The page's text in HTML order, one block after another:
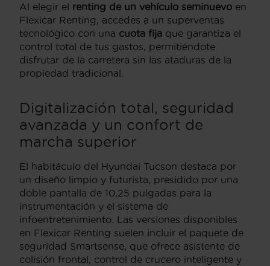
Al elegir el renting de un vehículo seminuevo en
Flexicar Renting, accedes a un superventas
tecnológico con una cuota fija que garantiza el
control total de tus gastos, permitiéndote
disfrutar de la carretera sin las ataduras de la
propiedad tradicional.
Digitalización total, seguridad
avanzada y un confort de
marcha superior
El habitáculo del Hyundai Tucson destaca por
un diseño limpio y futurista, presidido por una
doble pantalla de 10,25 pulgadas para la
instrumentación y el sistema de
infoentretenimiento. Las versiones disponibles
en Flexicar Renting suelen incluir el paquete de
seguridad Smartsense, que ofrece asistente de
colisión frontal, control de crucero inteligente y